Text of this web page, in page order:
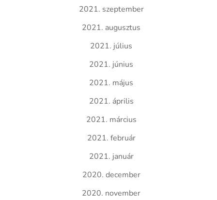
2021. szeptember
2021. augusztus
2021. július
2021. június
2021. május
2021. április
2021. március
2021. február
2021. január
2020. december
2020. november